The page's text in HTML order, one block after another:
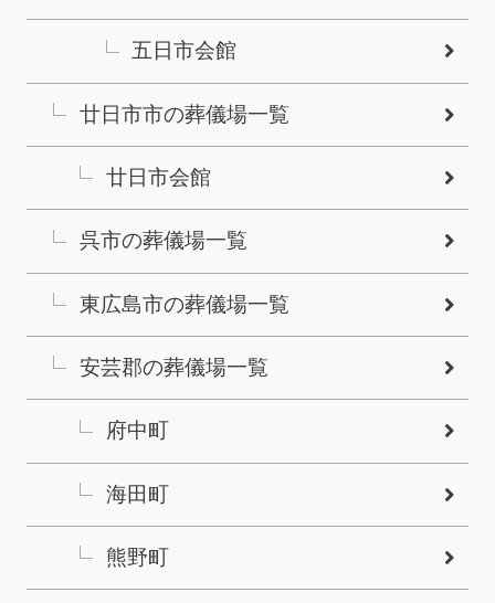
五日市会館
廿日市市の葬儀場一覧
廿日市会館
呉市の葬儀場一覧
東広島市の葬儀場一覧
安芸郡の葬儀場一覧
府中町
海田町
熊野町